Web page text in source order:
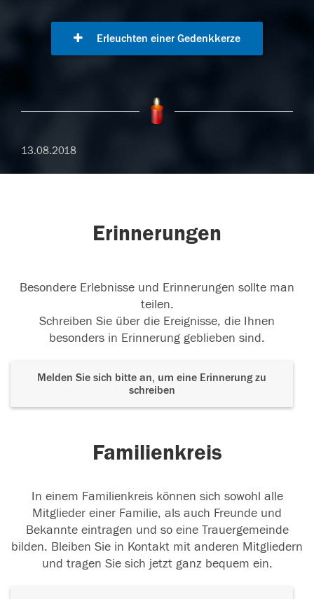
Erleuchten einer Gedenkkerze
13.08.2018
Erinnerungen
Besondere Erlebnisse und Erinnerungen sollte man
teilen.
Schreiben Sie über die Ereignisse, die Ihnen
besonders in Erinnerung geblieben sind.
Melden Sie sich bitte an, um eine Erinnerung zu
schreiben
Familienkreis
In einem Familienkreis können sich sowohl alle
Mitglieder einer Familie, als auch Freunde und
Bekannte eintragen und so eine Trauergemeinde
bilden. Bleiben Sie in Kontakt mit anderen Mitgliedern
und tragen Sie sich jetzt ganz bequem ein.